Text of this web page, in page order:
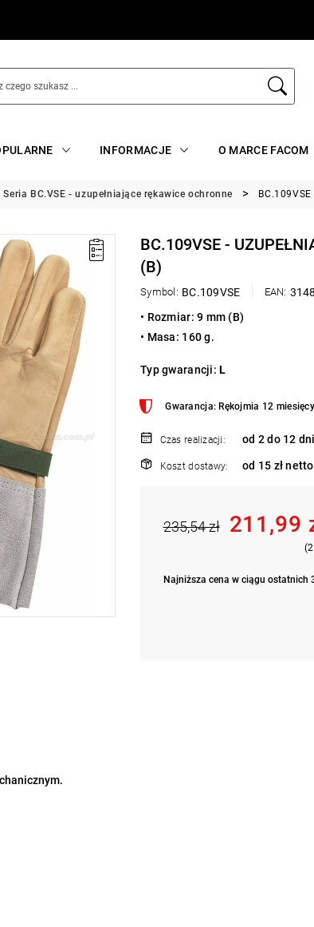
INFORMACJE O MARCE FACOM
Seria BC.VSE - uzupełniające rękawice ochronne
BC.109VSE -
(B)
Symbol: BC.109VSE EAN:
• Rozmiar: 9 mm (B)
• Masa: 160 g.
Typ gwarancji:L
Gwarancja: Rękojmia 12 miesięcy
Czas realizacji: od 2 do 12 dni
Koszt dostawy: od 15 zł netto
235,54 zł 211,99
Najniższa cena w ciągu ostatnich